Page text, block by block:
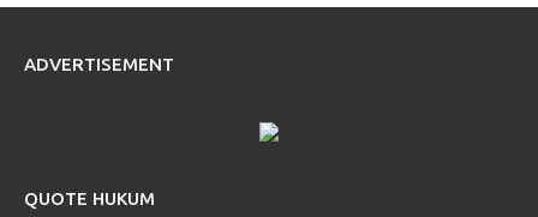
ADVERTISEMENT
QUOTE HUKUM